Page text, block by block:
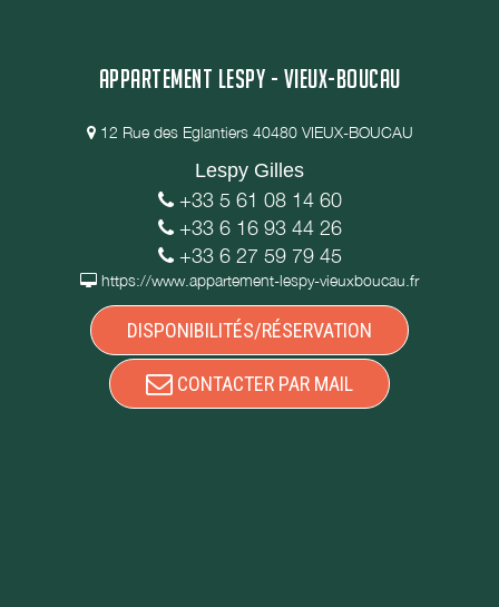
APPARTEMENT LESPY - VIEUX-BOUCAU
12 Rue des Eglantiers 40480 VIEUX-BOUCAU
Lespy Gilles
+33 5 61 08 14 60
+33 6 16 93 44 26
+33 6 27 59 79 45
https://www.appartement-lespy-vieuxboucau.fr
DISPONIBILITÉS/RÉSERVATION
CONTACTER PAR MAIL